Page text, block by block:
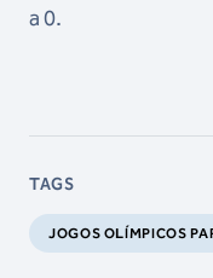
a 0.
TAGS
JOGOS OLÍMPICOS